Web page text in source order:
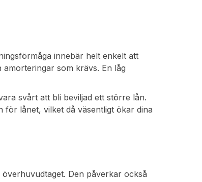
innebär helt enkelt att
som krävs. En låg
svårt att bli beviljad ett större lån.
för lånet, vilket då väsentligt ökar dina
Den påverkar också